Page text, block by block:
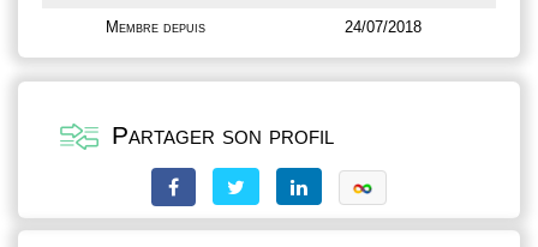
Membre depuis 24/07/2018
Partager son profil